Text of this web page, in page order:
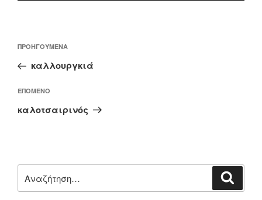
άρθρων
Προηγούμενο
άρθρο
ΠΡΟΗΓΟΎΜΕΝΑ
καλλουργκιά
Επόμενο
άρθρο
ΕΠΌΜΕΝΟ
καλοτσαιρινός
για: